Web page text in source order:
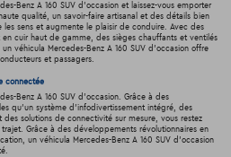
Benz A 160 SUV d'occasion et laissez-vous emporter
qualité, un savoir-faire artisanal et des détails bien
sens et augmente le plaisir de conduire. Avec des
cuir haut de gamme, des sièges chauffants et ventilés
véhicula Mercedes-Benz A 160 SUV d'occasion offre
et passagers.
connectée
Benz A 160 SUV d'occasion. Grâce à des
qu'un système d'infodivertissement intégré, des
solutions de connectivité sur mesure, vous restez
Grâce à des développements révolutionnaires en
un véhicula Mercedes-Benz A 160 SUV d'occasion